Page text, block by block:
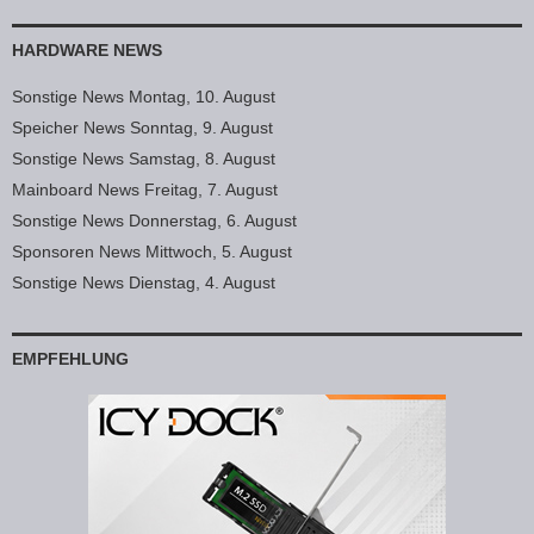
HARDWARE NEWS
Sonstige News Montag, 10. August
Speicher News Sonntag, 9. August
Sonstige News Samstag, 8. August
Mainboard News Freitag, 7. August
Sonstige News Donnerstag, 6. August
Sponsoren News Mittwoch, 5. August
Sonstige News Dienstag, 4. August
EMPFEHLUNG